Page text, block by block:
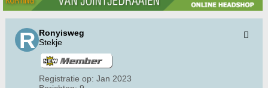
Ronyisweg
Stekje
Registratie op: Jan 2023